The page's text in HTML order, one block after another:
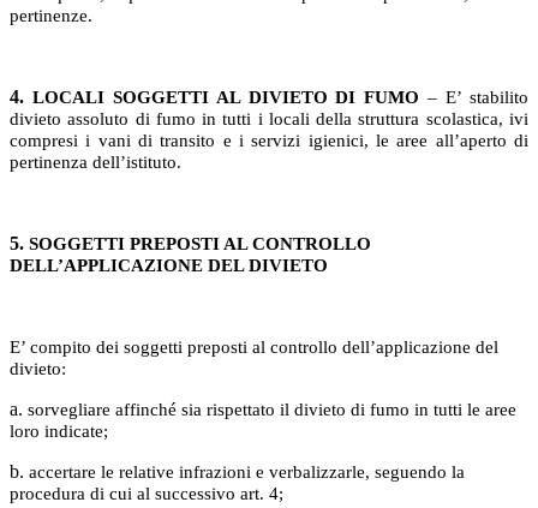
pertinenze.
4. LOCALI SOGGETTI AL DIVIETO DI FUMO– E’ stabilito
divieto assoluto di fumo in tutti i locali della struttura scolastica, ivi
compresi i vani di transito e i servizi igienici, le aree all’aperto di
pertinenza dell’istituto.
5. SOGGETTI PREPOSTI AL CONTROLLO
DELL’APPLICAZIONE DEL DIVIETO
E’ compito dei soggetti preposti al controllo dell’applicazione del
divieto:
a. sorvegliare affinché sia rispettato il divieto di fumo in tutti le aree
loro indicate;
b. accertare le relative infrazioni e verbalizzarle, seguendo la
procedura di cui al successivo art. 4;